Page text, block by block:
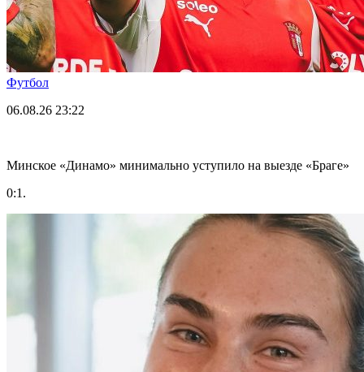
Футбол
06.08.26 23:22
Минское «Динамо» минимально уступило на выезде «Браге»
0:1.